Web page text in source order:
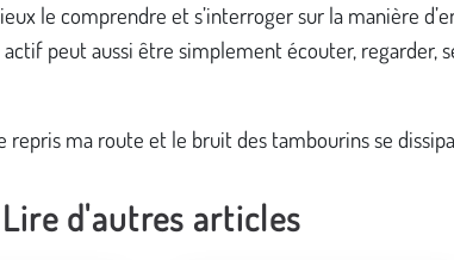
le comprendre et s’interroger sur la manière
peut aussi être simplement écouter, regarder,
repris ma route et le bruit des tambourins se
Lire d'autres articles